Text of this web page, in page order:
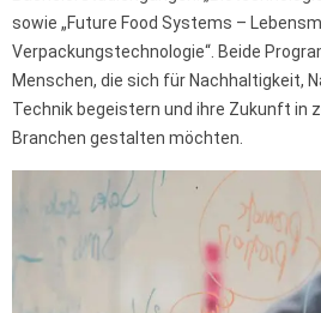
sowie „Future Food Systems –
Verpackungstechnologie“. Beide
Menschen, die sich für Nachhaltigkeit,
Technik begeistern und ihre Zukunft in
Branchen gestalten möchten.